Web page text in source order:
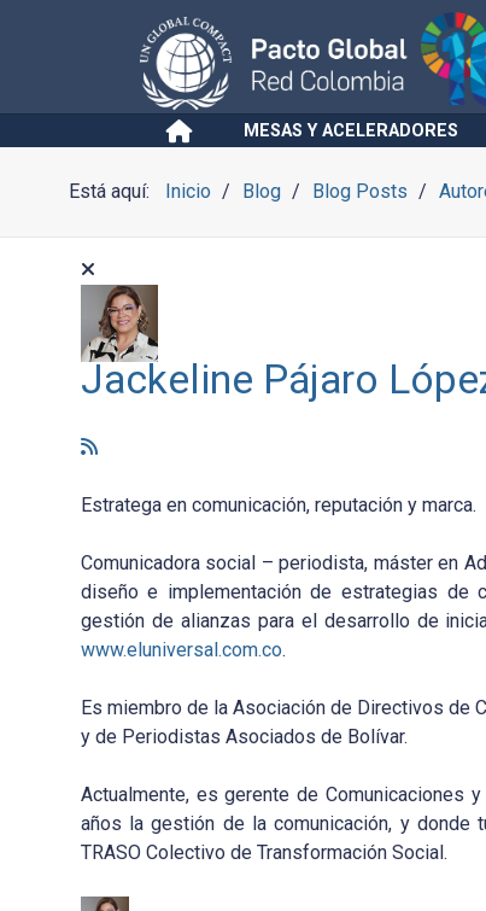
MESAS Y ACELERADORES
Está aquí: Inicio Blog Blog Posts
Jackeline Pájaro
Estratega en comunicación, reputación y marca.
Comunicadora social – periodista, máster en
diseño e implementación de estrategias de
gestión de alianzas para el desarrollo de
www.eluniversal.com.co.
Es miembro de la Asociación de Directivos de
y de Periodistas Asociados de Bolívar.
Actualmente, es gerente de Comunicaciones
años la gestión de la comunicación, y donde
TRASO Colectivo de Transformación Social.